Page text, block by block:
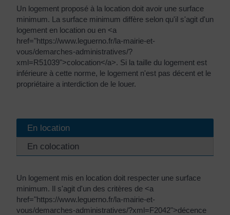
Un logement proposé à la location doit avoir une surface
minimum. La surface minimum diffère selon qu'il s'agit d'un
logement en location ou en <a
href="https://www.leguerno.fr/la-mairie-et-
vous/demarches-administratives/?
xml=R51039">colocation</a>. Si la taille du logement est
inférieure à cette norme, le logement n'est pas décent et le
propriétaire a interdiction de le louer.
En location
En colocation
Un logement mis en location doit respecter une surface
minimum. Il s'agit d'un des critères de <a
href="https://www.leguerno.fr/la-mairie-et-
vous/demarches-administratives/?xml=F2042">décence